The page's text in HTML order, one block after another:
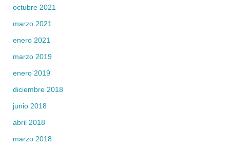
octubre 2021
marzo 2021
enero 2021
marzo 2019
enero 2019
diciembre 2018
junio 2018
abril 2018
marzo 2018